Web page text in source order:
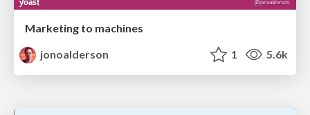
Marketing to machines
jonoalderson
1 5.6k